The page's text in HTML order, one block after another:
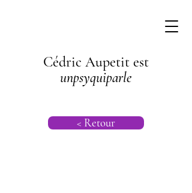
Cédric Aupetit est
unpsyquiparle
< Retour